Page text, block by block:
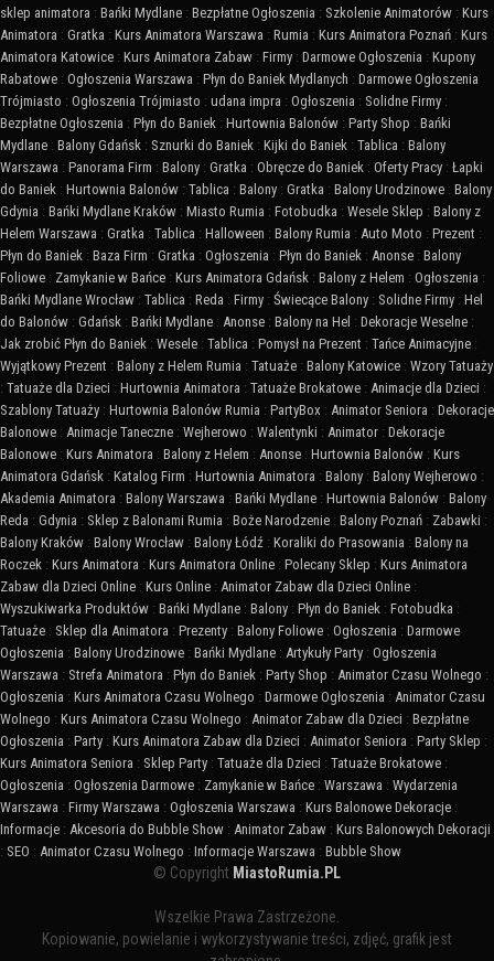
sklep animatora : Bańki Mydlane : Bezpłatne Ogłoszenia : Szkolenie Animatorów : Kurs
Animatora : Gratka : Kurs Animatora Warszawa : Rumia : Kurs Animatora Poznań : Kurs
Animatora Katowice : Kurs Animatora Zabaw : Firmy : Darmowe Ogłoszenia : Kupony
Rabatowe : Ogłoszenia Warszawa : Płyn do Baniek Mydlanych : Darmowe Ogłoszenia
Trójmiasto : Ogłoszenia Trójmiasto : udana impra : Ogłoszenia : Solidne Firmy :
Bezpłatne Ogłoszenia : Płyn do Baniek : Hurtownia Balonów : Party Shop : Bańki
Mydlane : Balony Gdańsk : Sznurki do Baniek : Kijki do Baniek : Tablica : Balony
Warszawa : Panorama Firm : Balony : Gratka : Obręcze do Baniek : Oferty Pracy : Łapki
do Baniek : Hurtownia Balonów : Tablica : Balony : Gratka : Balony Urodzinowe : Balony
Gdynia : Bańki Mydlane Kraków : Miasto Rumia : Fotobudka : Wesele Sklep : Balony z
Helem Warszawa : Gratka : Tablica : Halloween : Balony Rumia : Auto Moto : Prezent :
Płyn do Baniek : Baza Firm : Gratka : Ogłoszenia : Płyn do Baniek : Anonse : Balony
Foliowe : Zamykanie w Bańce : Kurs Animatora Gdańsk : Balony z Helem : Ogłoszenia :
Bańki Mydlane Wrocław : Tablica : Reda : Firmy : Świecące Balony : Solidne Firmy : Hel
do Balonów : Gdańsk : Bańki Mydlane : Anonse : Balony na Hel : Dekoracje Weselne :
Jak zrobić Płyn do Baniek : Wesele : Tablica : Pomysł na Prezent : Tańce Animacyjne :
Wyjątkowy Prezent : Balony z Helem Rumia : Tatuaże : Balony Katowice : Wzory Tatuaży
: Tatuaże dla Dzieci : Hurtownia Animatora : Tatuaże Brokatowe : Animacje dla Dzieci :
Szablony Tatuaży : Hurtownia Balonów Rumia : PartyBox : Animator Seniora : Dekoracje
Balonowe : Animacje Taneczne : Wejherowo : Walentynki : Animator : Dekoracje
Balonowe : Kurs Animatora : Balony z Helem : Anonse : Hurtownia Balonów : Kurs
Animatora Gdańsk : Katalog Firm : Hurtownia Animatora : Balony : Balony Wejherowo :
Akademia Animatora : Balony Warszawa : Bańki Mydlane : Hurtownia Balonów : Balony
Reda : Gdynia : Sklep z Balonami Rumia : Boże Narodzenie : Balony Poznań : Zabawki :
Balony Kraków : Balony Wrocław : Balony Łódź : Koraliki do Prasowania : Balony na
Roczek : Kurs Animatora : Kurs Animatora Online : Polecany Sklep : Kurs Animatora
Zabaw dla Dzieci Online : Kurs Online : Animator Zabaw dla Dzieci Online :
Wyszukiwarka Produktów : Bańki Mydlane : Balony : Płyn do Baniek : Fotobudka :
Tatuaże : Sklep dla Animatora : Prezenty : Balony Foliowe : Ogłoszenia : Darmowe
Ogłoszenia : Balony Urodzinowe : Bańki Mydlane : Artykuły Party : Ogłoszenia
Warszawa : Strefa Animatora : Płyn do Baniek : Party Shop : Animator Czasu Wolnego :
Ogłoszenia : Kurs Animatora Czasu Wolnego : Darmowe Ogłoszenia : Animator Czasu
Wolnego : Kurs Animatora Czasu Wolnego : Animator Zabaw dla Dzieci : Bezpłatne
Ogłoszenia : Party : Kurs Animatora Zabaw dla Dzieci : Animator Seniora : Party Sklep :
Kurs Animatora Seniora : Sklep Party : Tatuaże dla Dzieci : Tatuaże Brokatowe :
Ogłoszenia : Ogłoszenia Darmowe : Zamykanie w Bańce : Warszawa : Wydarzenia
Warszawa : Firmy Warszawa : Ogłoszenia Warszawa : Kurs Balonowe Dekoracje :
Informacje : Akcesoria do Bubble Show : Animator Zabaw : Kurs Balonowych Dekoracji
: SEO : Animator Czasu Wolnego : Informacje Warszawa : Bubble Show
© Copyright MiastoRumia.PL
Wszelkie Prawa Zastrzeżone.
Kopiowanie, powielanie i wykorzystywanie treści, zdjęć, grafik jest